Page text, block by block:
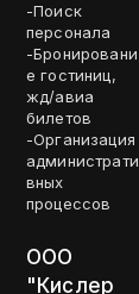
-Поиск
персонала
-Бронировани
е гостиниц,
жд/авиа
билетов
-Организация
администрати
вных
процессов
ООО
"Кислер